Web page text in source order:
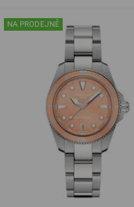
NA PRODEJNĚ